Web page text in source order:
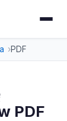
PDF
PDF